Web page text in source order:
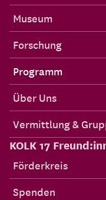
Museum
Forschung
Programm
Über Uns
Vermittlung &
KOLK 17
Förderkreis
Spenden